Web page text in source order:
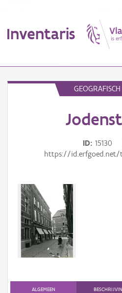
Inventaris
Thema
Gebeurtenis
Persoon of collectief
Downloads
Aanmelden
ID 15130
https://id.erfgoed.net/
ALGEMEEN